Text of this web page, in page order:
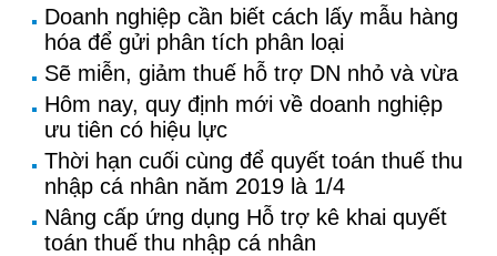
Doanh nghiệp cần biết cách lấy mẫu hàng
hóa để gửi phân tích phân loại
Sẽ miễn, giảm thuế hỗ trợ DN nhỏ và vừa
Hôm nay, quy định mới về doanh nghiệp
ưu tiên có hiệu lực
Thời hạn cuối cùng để quyết toán thuế thu
nhập cá nhân năm 2019 là 1/4
Nâng cấp ứng dụng Hỗ trợ kê khai quyết
toán thuế thu nhập cá nhân